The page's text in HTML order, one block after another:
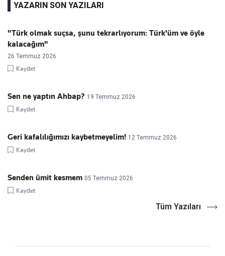
YAZARIN SON YAZILARI
"Türk olmak suçsa, şunu tekrarlıyorum: Türk'üm ve öyle
kalacağım"
26 Temmuz 2026
Kaydet
Sen ne yaptın Ahbap? 19 Temmuz 2026
Kaydet
Geri kafalılığımızı kaybetmeyelim! 12 Temmuz 2026
Kaydet
Senden ümit kesmem 05 Temmuz 2026
Kaydet
Tüm Yazıları